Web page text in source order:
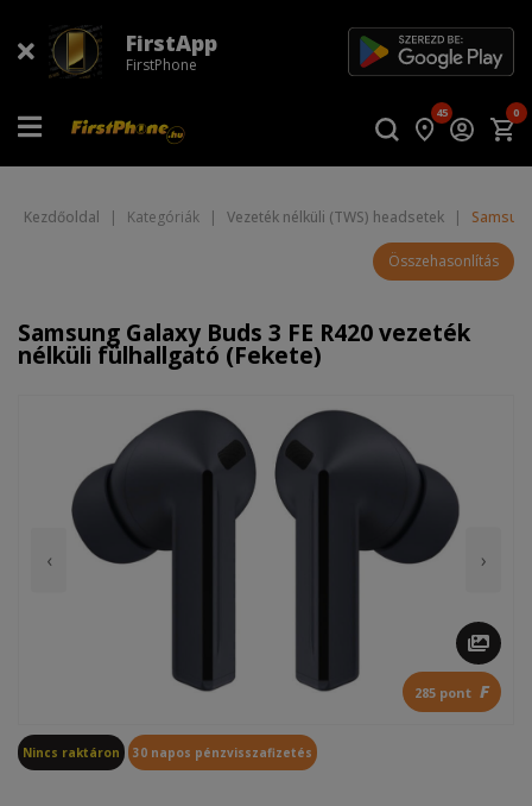
FirstApp
FirstPhone
45 0
Kezdőoldal | Kategóriák | Vezeték nélküli (TWS) headsetek |
Összehasonlítás
Samsung Galaxy Buds 3 FE R420 vezeték
nélküli fülhallgató (Fekete)
‹ ›
285 pont F
Nincs raktáron 30 napos pénzvisszafizetés